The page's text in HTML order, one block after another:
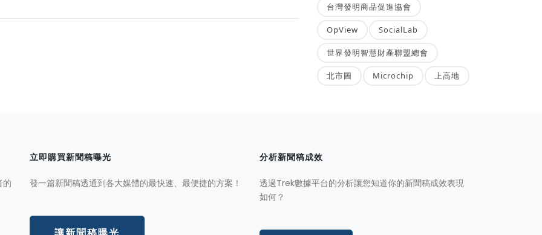
台灣發明商品促進協會
OpView SocialLab
世界發明智慧財產聯盟總會
北市圖 Microchip 上高地
的
立即購買新聞稿曝光
發一篇新聞稿透通到各大媒體的最快速、最便捷的方案！
分析新聞稿成效
透過Trek數據平台的分析讓您知道你的新聞稿成效表現
如何？